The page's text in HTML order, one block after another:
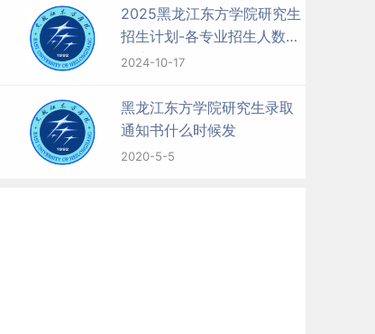
2025黑龙江东方学院研究生
招生计划-各专业招生人数是
多少
2024-10-17
黑龙江东方学院研究生录取
通知书什么时候发
2020-5-5